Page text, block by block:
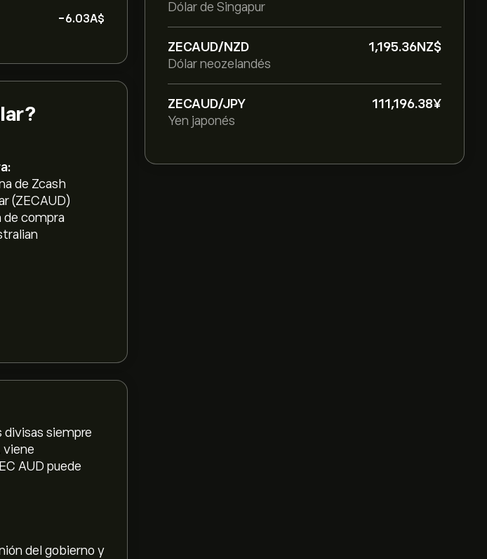
Dólar de Singapur
ZECAUD/NZD
1,195.36‎NZ$‎
Dólar neozelandés
ZECAUD/JPY
111,196.38‎¥‎
Yen japonés
-6.03‎A$‎
de Zcash
(ZECAUD)
de compra
divisas siempre
viene
AUD puede
del gobierno y